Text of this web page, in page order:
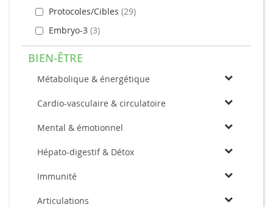
Protocoles/Cibles 29
Embryo-3 3
BIEN-ÊTRE
Métabolique & énergétique
Cardio-vasculaire & circulatoire
Mental & émotionnel
Hépato-digestif & Détox
Immunité
Articulations